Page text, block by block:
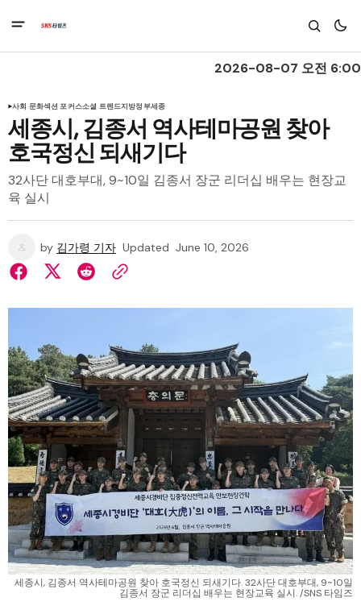
2026-08-07 오전 6:00
사회 문화섹션 포커스소셜 트렌드지방정부세종
세종시, 김종서 역사테마공원 찾아
호국정신 되새기다
32사단 대호부대, 9~10일 김종서 장군 리더십 배우는 현장교
육 실시
by 김가령 기자 Updated June 10, 2026
세종시, 김종서 역사테마공원 찾아 호국정신 되새기다. 32사단 대호부대, 9~10일
김종서 장군 리더십 배우는 현장교육 실시. /SNS 타임즈